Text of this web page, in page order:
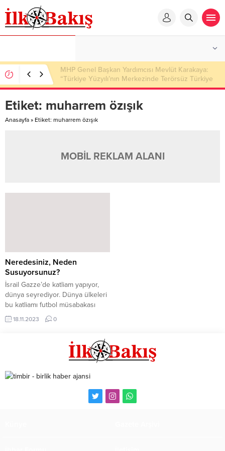
MHP Genel Başkan Yardımcısı Mevlüt Karakaya:
“Türkiye Yüzyılı’nın Merkezinde Terörsüz Türkiye
Hedefi Var”
Etiket: muharrem özışık
Anasayfa » Etiket: muharrem özışık
MOBİL REKLAM ALANI
Neredesiniz, Neden
Susuyorsunuz?
İsrail Gazze’de katliam yapıyor,
dünya seyrediyor. Dünya ülkeleri
bu katliamı futbol müsabakası
izler gibi izliyor, savaş
meydanından dakika ve skor
İsrail’e desteğini açıklarken, ne
acıdır ki, bizim İslam ülkeleri de
İsrail’in yanında saf tutuyor. Katil
İsrail kudurmuş, dünya tarihinde
yapılmamış kalleşliği, alçaklığı,
18.11.2023 0